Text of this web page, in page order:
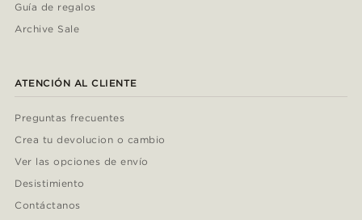
Guía de regalos
Archive Sale
ATENCIÓN AL CLIENTE
Preguntas frecuentes
Crea tu devolucion o cambio
Ver las opciones de envío
Desistimiento
Contáctanos